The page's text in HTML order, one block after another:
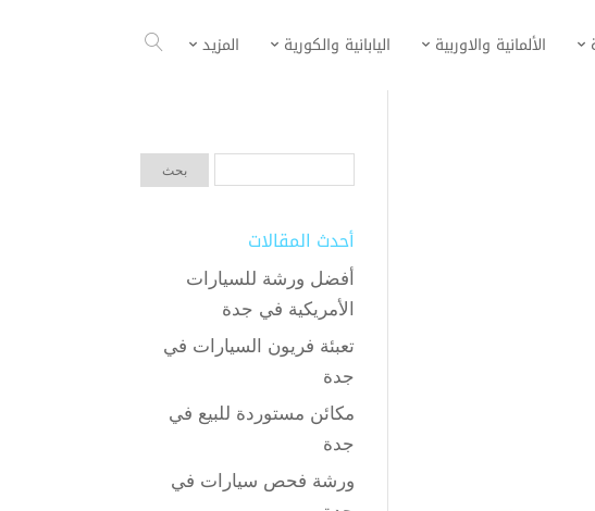
الألمانية والاوربية اليابانية والكورية المزيد
أحدث المقالات
أفضل ورشة للسيارات
الأمريكية في جدة
تعبئة فريون السيارات في
جدة
مكائن مستوردة للبيع في
جدة
ورشة فحص سيارات في